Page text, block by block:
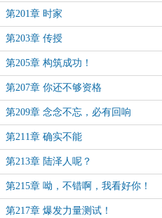
第201章 时家
第203章 传授
第205章 构筑成功！
第207章 你还不够资格
第209章 念念不忘，必有回响
第211章 确实不能
第213章 陆泽人呢？
第215章 呦，不错啊，我看好你！
第217章 爆发力量测试！